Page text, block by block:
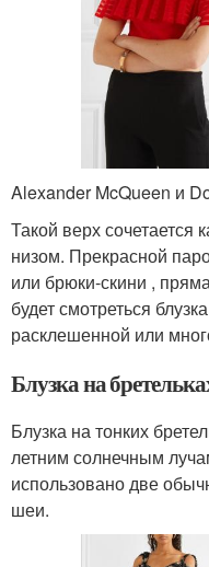
Alexander McQueen и
Такой верх
низом. Прекрасной
или брюки-скини ,
будет смотреться
расклешенной или
Блузка на
Блузка на тонких
летним солнечным
использовано две
шеи.